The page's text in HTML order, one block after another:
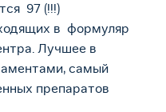
97 (!!!)
в формуляр
Лучшее в
самый
препаратов